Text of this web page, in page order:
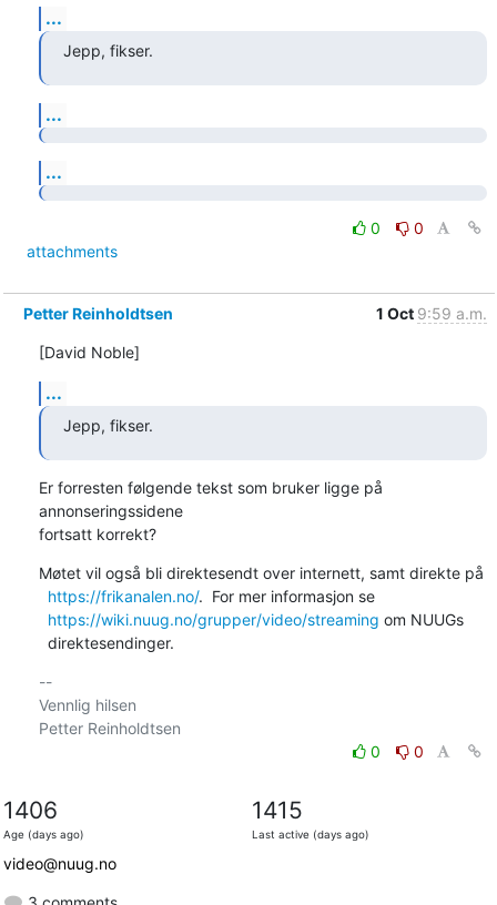
...
Jepp, fikser.
...
...
0
0
attachments
Petter Reinholdtsen 1 Oct 9:59 a.m.
[David Noble]
...
Jepp, fikser.
Er forresten følgende tekst som bruker ligge på
annonseringssidene
fortsatt korrekt?
Møtet vil også bli direktesendt over internett, samt direkte på
https://frikanalen.no/.  For mer informasjon se
https://wiki.nuug.no/grupper/video/streaming om NUUGs
  direktesendinger.
--
Vennlig hilsen
0
0
1406
Age (days ago)
1415
Last active (days ago)
video@nuug.no